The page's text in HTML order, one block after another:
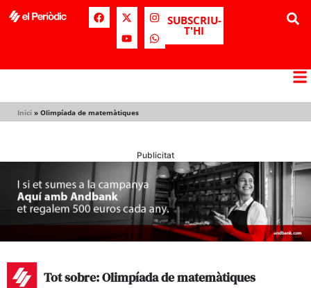
SUBSCRIU-
T'HI
Inici » Olimpíada de matemàtiques
Publicitat
Tot sobre: Olimpíada de matemàtiques